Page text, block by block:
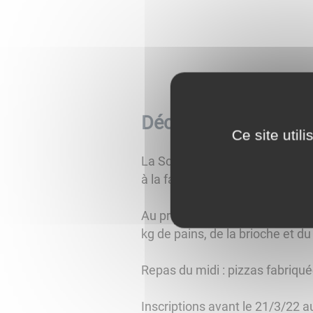
Découverte et
La Scop Terre de Pains, bien
à la fabrication du pain. le 2
Au programme : vivre les
kg de pains, de la brioche et
Repas du midi : pizzas
Inscriptions avant le 21/3/22
Ce site